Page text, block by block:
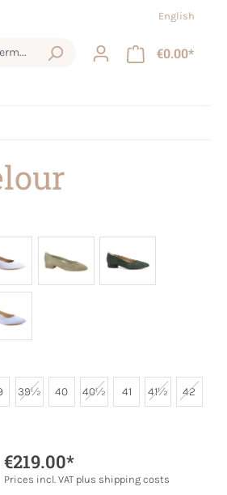
English
€0.00*
39½ 40 40½ 41 41½ 42
desired amount or
€219.00*
Prices incl. VAT plus shipping costs